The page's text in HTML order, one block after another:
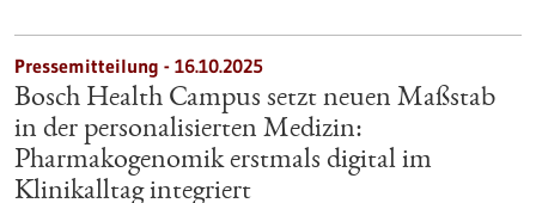
Pressemitteilung - 16.10.2025
Bosch Health Campus setzt neuen Maßstab
in der personalisierten Medizin:
Pharmakogenomik erstmals digital im
Klinikalltag integriert